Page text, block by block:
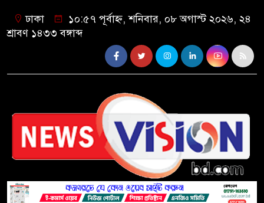
ঢাকা
১০:৫৭ পূর্বাহ্ন, শনিবার, ০৮ অগাস্ট ২০২৬, ২৪
শ্রাবণ ১৪৩৩ বঙ্গাব্দ